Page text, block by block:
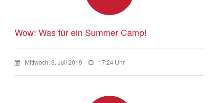
Wow! Was für ein Summer Camp!
Mittwoch, 3. Juli 2019 17:24 Uhr